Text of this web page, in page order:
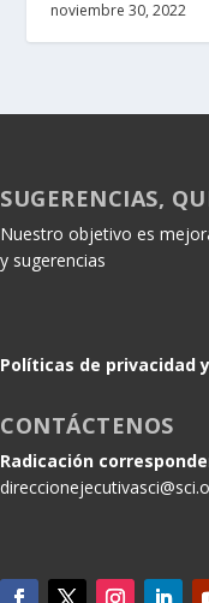
noviembre 30, 2022
SUGERENCIAS,
Nuestro objetivo es
y sugerencias
Políticas de privacidad
CONTÁCTENOS
Radicación